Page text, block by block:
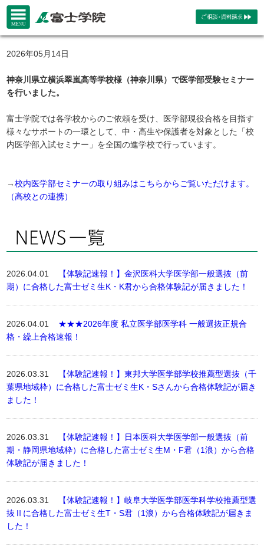
2026年05月14日
神奈川県立横浜翠嵐高等学校様（神奈川県）で医学部受験セミナー
を行いました。
富士学院では各学校からのご依頼を受け、医学部現役合格を目指す
様々なサポートの一環として、中・高生や保護者を対象とした「校
内医学部入試セミナー」を全国の進学校で行っています。
→校内医学部セミナーの取り組みはこちらからご覧いただけます。
（高校との連携）
2026.04.01
【体験記速報！】金沢医科大学医学部一般選抜（前
期）に合格した富士ゼミ生K・K君から合格体験記が届きました！
2026.04.01 ★★★2026年度 私立医学部医学科 一般選抜正規合
格・繰上合格速報！
2026.03.31
【体験記速報！】東邦大学医学部学校推薦型選抜（千
葉県地域枠）に合格した富士ゼミ生K・Sさんから合格体験記が届き
ました！
2026.03.31
【体験記速報！】日本医科大学医学部一般選抜（前
期・静岡県地域枠）に合格した富士ゼミ生M・F君（1浪）から合格
体験記が届きました！
2026.03.31
【体験記速報！】岐阜大学医学部医学科学校推薦型選
抜Ⅱに合格した富士ゼミ生T・S君（1浪）から合格体験記が届きま
した！